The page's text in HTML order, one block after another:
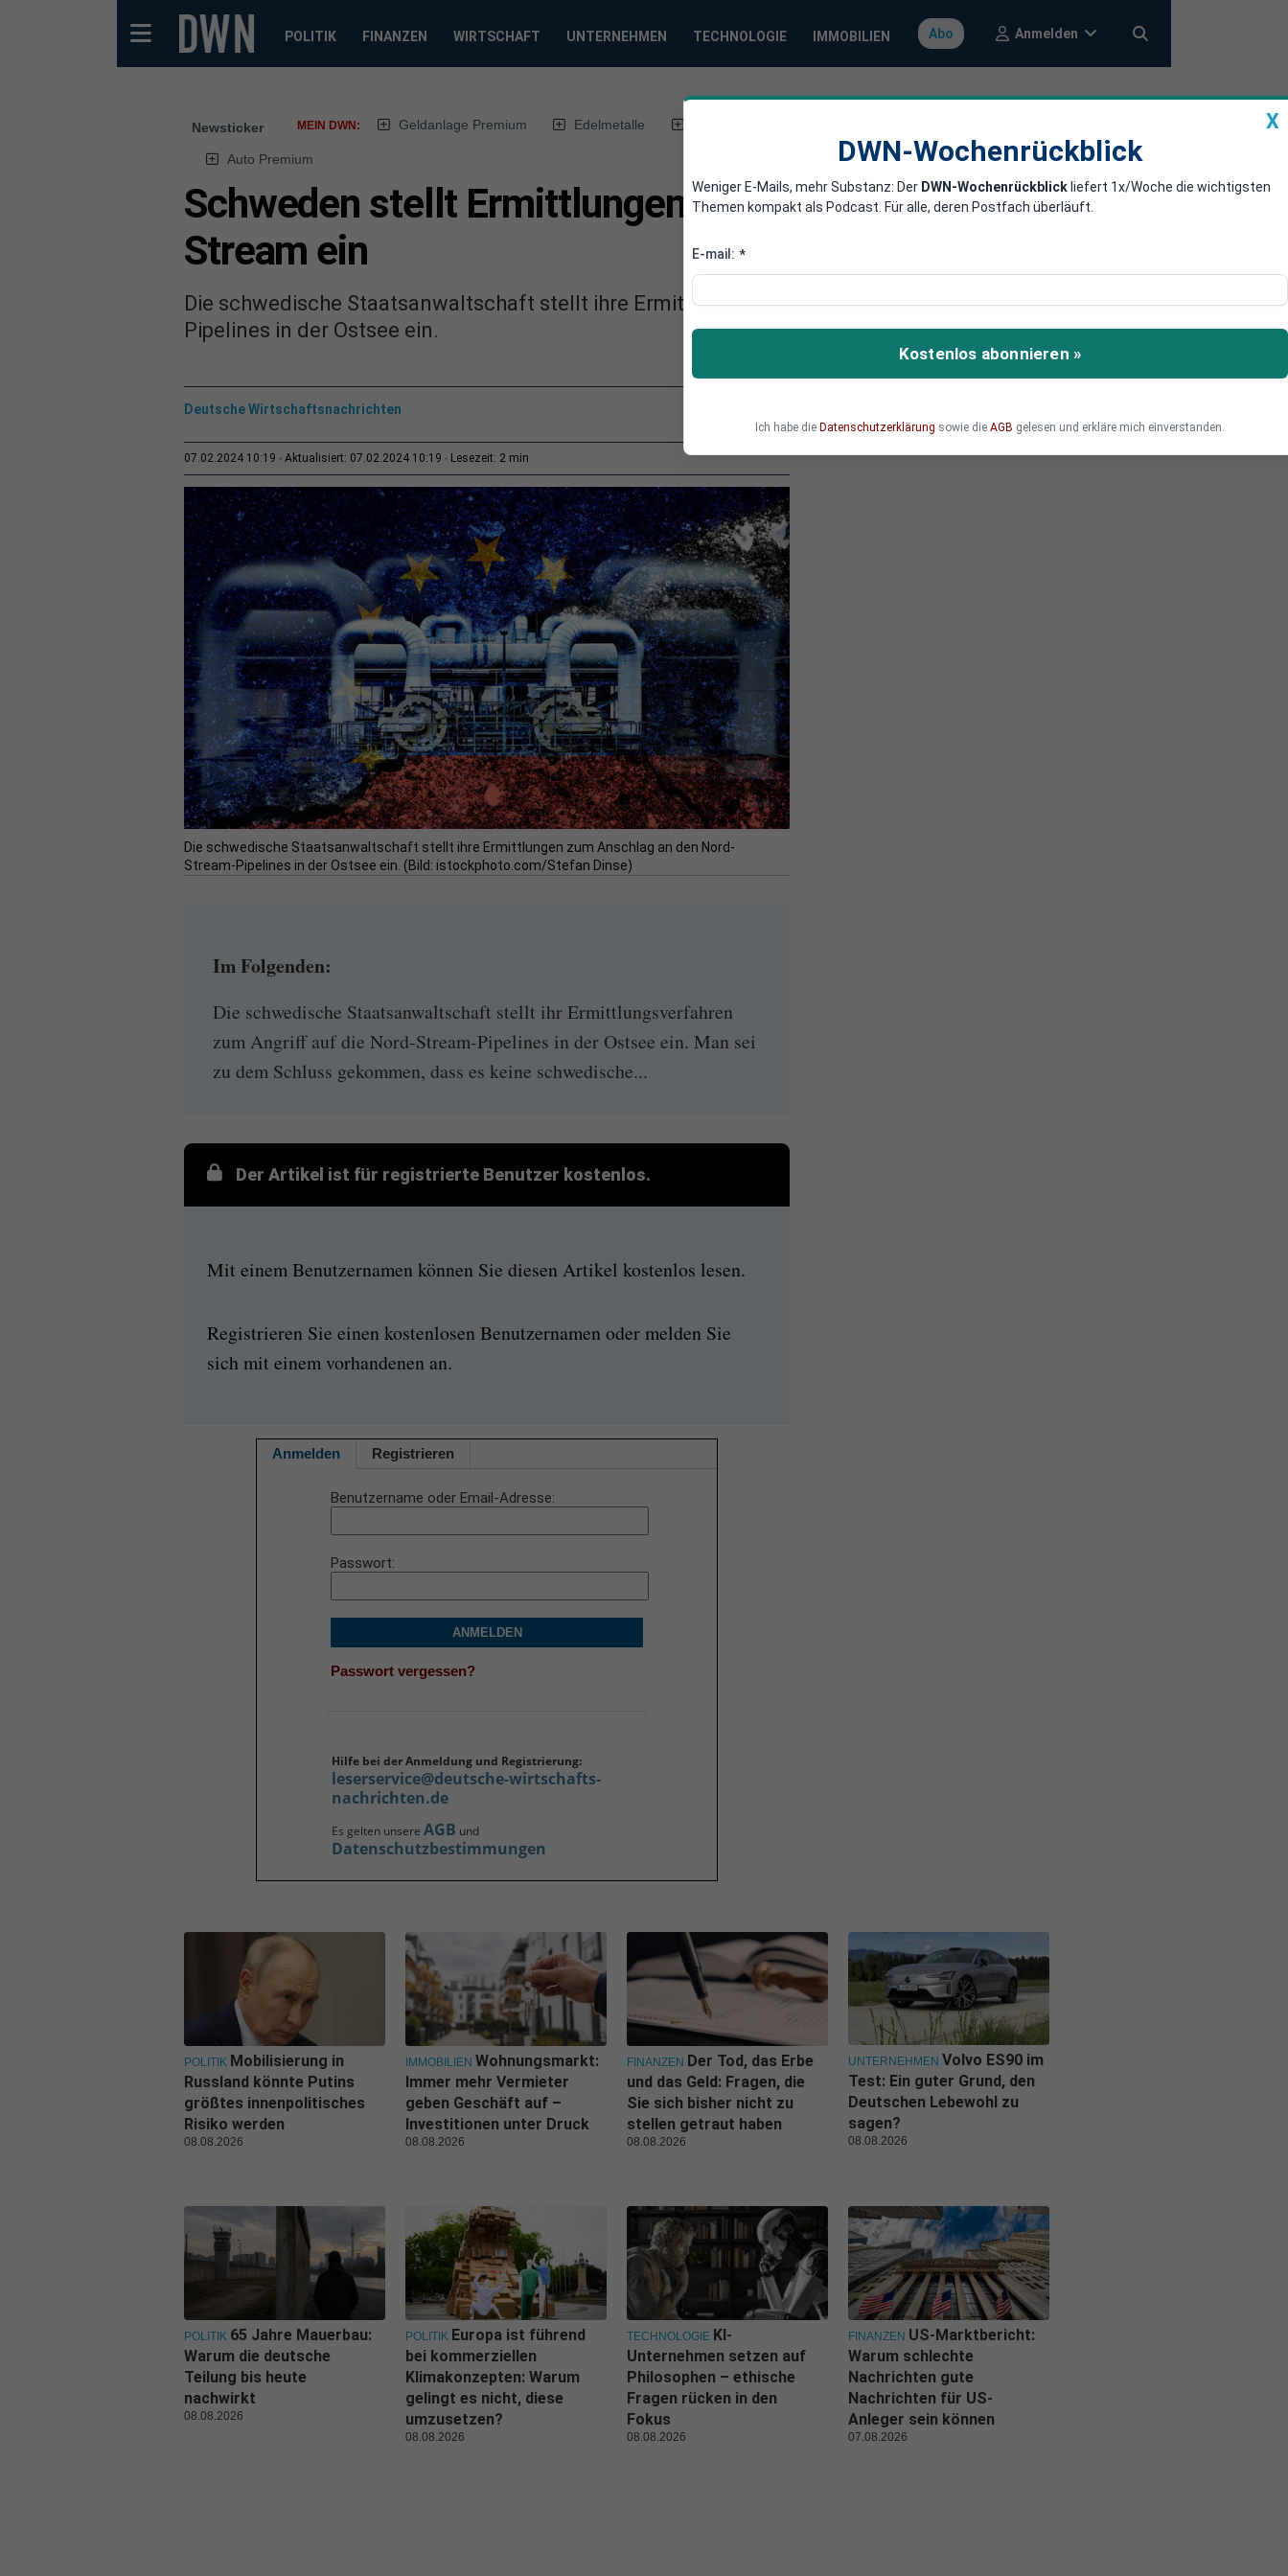
POLITIK FINANZEN WIRTSCHAFT UNTERNEHMEN TECHNOLOGIE IMMOBILIEN Abo Anmelden
Newsticker MEIN DWN: Geldanlage Premium Edelmetalle
Auto Premium
Schweden stellt Ermittlungen zu Anschlag auf Nord
Stream ein
Die schwedische Staatsanwaltschaft stellt ihre Ermittlungen zum Anschlag auf die Nord-Stream-
Pipelines in der Ostsee ein.
Deutsche Wirtschaftsnachrichten
07.02.2024 10:19 Aktualisiert: 07.02.2024 10:19 Lesezeit: 2 min
Die schwedische Staatsanwaltschaft stellt ihre Ermittlungen zum Anschlag an den Nord-
Stream-Pipelines in der Ostsee ein. (Bild: istockphoto.com/Stefan Dinse)
Im Folgenden:
Die schwedische Staatsanwaltschaft stellt ihr Ermittlungsverfahren
zum Angriff auf die Nord-Stream-Pipelines in der Ostsee ein. Man sei
zu dem Schluss gekommen, dass es keine schwedische...
Der Artikel ist für registrierte Benutzer kostenlos.
Mit einem Benutzernamen können Sie diesen Artikel kostenlos lesen.
Registrieren Sie einen kostenlosen Benutzernamen oder melden Sie
sich mit einem vorhandenen an.
Anmelden Registrieren
Benutzername oder Email-Adresse
Passwort
ANMELDEN
Passwort vergessen?
Hilfe bei der Anmeldung und Registrierung:
leserservice@deutsche-wirtschafts-
nachrichten.de
Es gelten unsere AGB und
Datenschutzbestimmungen
X
DWN-Wochenrückblick
Weniger E-Mails, mehr Substanz: Der DWN-Wochenrückblick liefert 1x/Woche die wichtigsten
Themen kompakt als Podcast. Für alle, deren Postfach überläuft.
E-mail: *
Kostenlos abonnieren »
Ich habe die Datenschutzerklärung sowie die AGB gelesen und erkläre mich einverstanden.
POLITIK Mobilisierung in
Russland könnte Putins
größtes innenpolitisches
Risiko werden
08.08.2026
IMMOBILIEN Wohnungsmarkt:
Immer mehr Vermieter
geben Geschäft auf –
Investitionen unter Druck
08.08.2026
FINANZEN Der Tod, das Erbe
und das Geld: Fragen, die
Sie sich bisher nicht zu
stellen getraut haben
08.08.2026
UNTERNEHMEN Volvo ES90 im
Test: Ein guter Grund, den
Deutschen Lebewohl zu
sagen?
08.08.2026
POLITIK 65 Jahre Mauerbau:
Warum die deutsche
Teilung bis heute
nachwirkt
08.08.2026
POLITIK Europa ist führend
bei kommerziellen
Klimakonzepten: Warum
gelingt es nicht, diese
umzusetzen?
08.08.2026
TECHNOLOGIE KI-
Unternehmen setzen auf
Philosophen – ethische
Fragen rücken in den
Fokus
08.08.2026
FINANZEN US-Marktbericht:
Warum schlechte
Nachrichten gute
Nachrichten für US-
Anleger sein können
07.08.2026